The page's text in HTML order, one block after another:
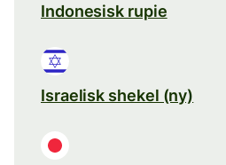
Indonesisk rupie
Israelisk shekel (ny)